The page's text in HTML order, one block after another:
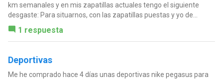
km semanales y en mis zapatillas actuales tengo el siguiente
desgaste: Para situarnos, con las zapatillas puestas y yo de...
1 respuesta
Deportivas
Me he comprado hace 4 días unas deportivas nike pegasus para